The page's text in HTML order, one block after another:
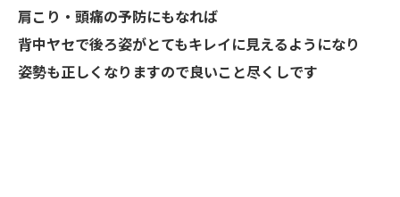
肩こり・頭痛の予防にもなれば
背中ヤセで後ろ姿がとてもキレイに見えるようになり
姿勢も正しくなりますので良いこと尽くしです